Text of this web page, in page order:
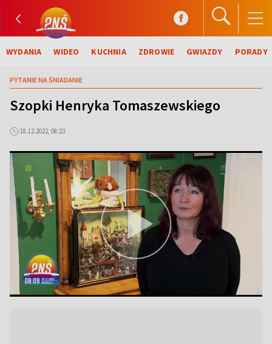
WYDANIA WIDEO KUCHNIA ZDROWIE GWIAZDY PORADY
PYTANIE NA ŚNIADANIE
Szopki Henryka Tomaszewskiego
18.12.2022, 08:23